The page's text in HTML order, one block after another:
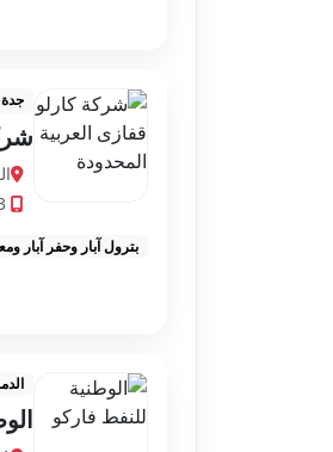
جدة
بترول آبار وحفر آبار